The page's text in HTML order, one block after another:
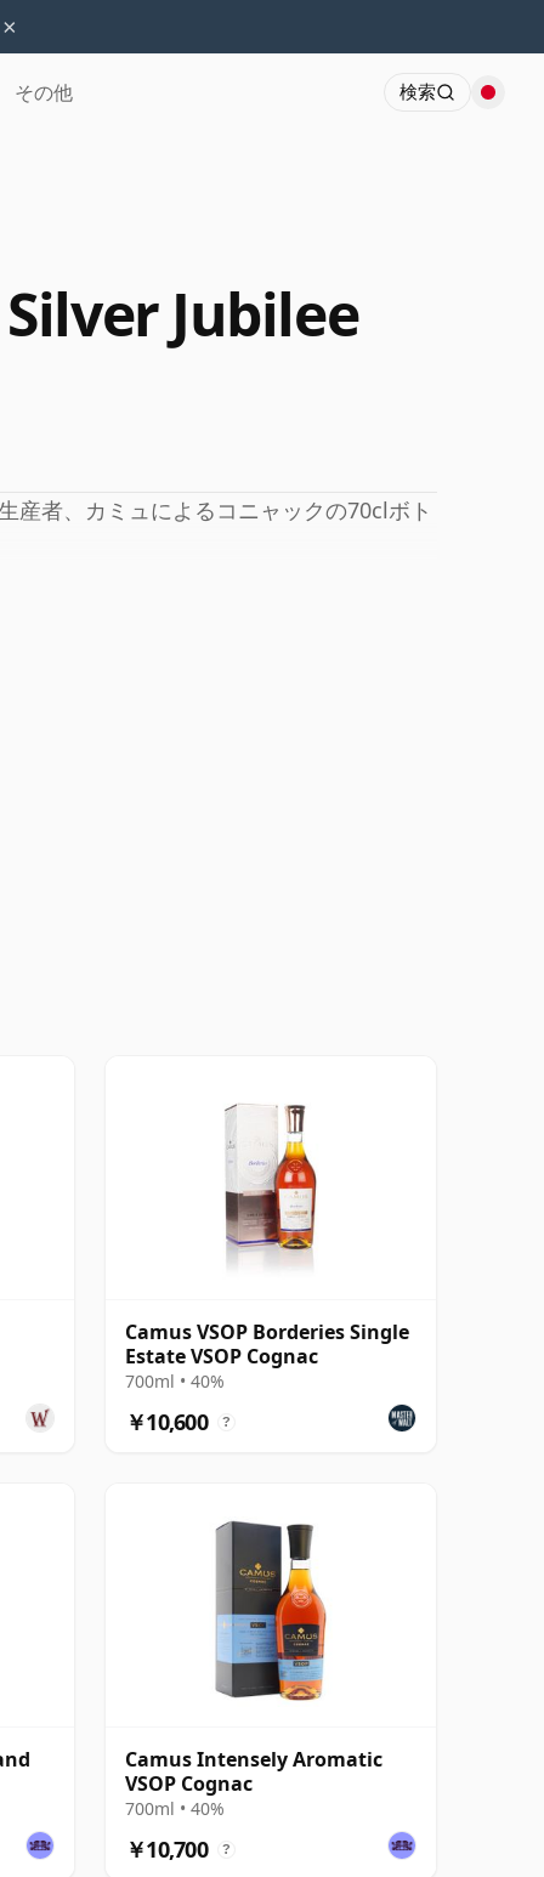
×
その他 検索
Jubilee
産者、カミュによるコニャックの70clボト
Camus VSOP Borderies Single
Estate VSOP Cognac
700ml • 40%
￥10,600 ?
Camus Intensely Aromatic
VSOP Cognac
700ml • 40%
￥10,700 ?